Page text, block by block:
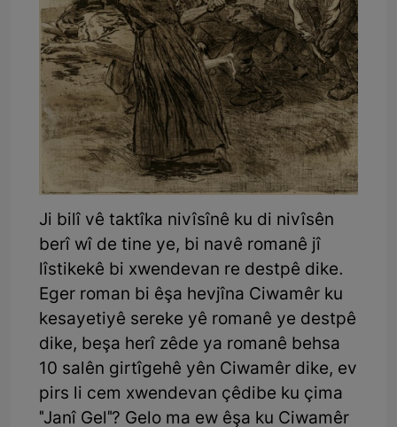
Ji bilî vê taktîka nivîsînê ku di nivîsên
berî wî de tine ye, bi navê romanê jî
lîstikekê bi xwendevan re destpê dike.
Eger roman bi êşa hevjîna Ciwamêr ku
kesayetiyê sereke yê romanê ye destpê
dike, beşa herî zêde ya romanê behsa
10 salên girtîgehê yên Ciwamêr dike, ev
pirs li cem xwendevan çêdibe ku çima
"Janî Gel"? Gelo ma ew êşa ku Ciwamêr